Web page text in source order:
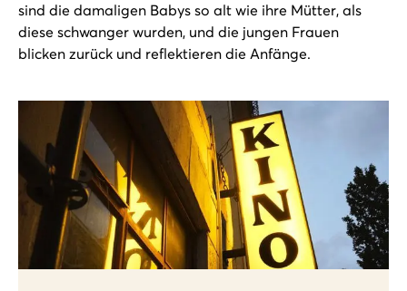
sind die damaligen Babys so alt wie ihre Mütter, als
diese schwanger wurden, und die jungen Frauen
blicken zurück und reflektieren die Anfänge.